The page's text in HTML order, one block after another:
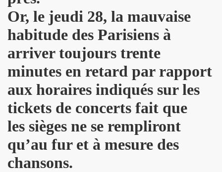
Or, le jeudi 28, la mauvaise
habitude des Parisiens à
arriver toujours trente
minutes en retard par rapport
aux horaires indiqués sur les
tickets de concerts fait que
les sièges ne se rempliront
qu’au fur et à mesure des
chansons.
kif" (2017) + concerts a La Cigale (Paris) et au
TOUR" de JOHNNY HALLYDAY le 9 decembre
Jacques Duvall") dans l'exposition "DAHO L'AIME
CLASH ("Radio Clash sur Paris") le 9 septembre
Duvall", "39 de fievre") dans "JUKE BOX MAGAZINE"
HIGHAM : chronique detaillee.
"39 de fievre") photographiee le 12 aout 2017 par
FRANCE ("chante Jacques Duvall") par